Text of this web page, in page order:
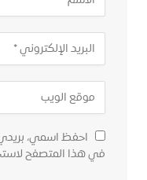
احفظ اسمي، بريدي
في هذا المتصفح